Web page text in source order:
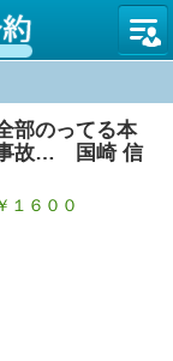
図書館
部のってる本
事故… 国崎 信
６００